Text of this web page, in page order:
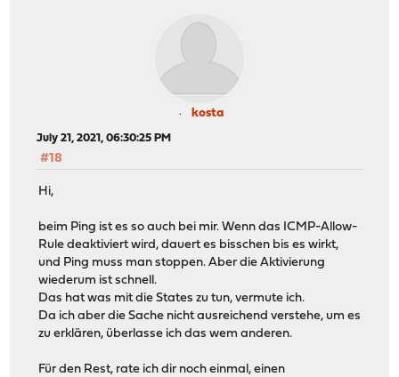
kosta
July 21, 2021, 06:30:25 PM
#18
Hi,
beim Ping ist es so auch bei mir. Wenn das ICMP-Allow-
Rule deaktiviert wird, dauert es bisschen bis es wirkt,
und Ping muss man stoppen. Aber die Aktivierung
wiederum ist schnell.
Das hat was mit die States zu tun, vermute ich.
Da ich aber die Sache nicht ausreichend verstehe, um es
zu erklären, überlasse ich das wem anderen.
Für den Rest, rate ich dir noch einmal, einen